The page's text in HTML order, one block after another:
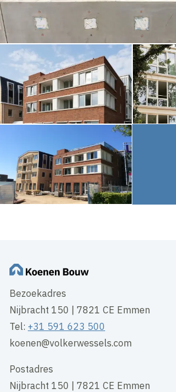
Bezoekadres
Nijbracht 150 | 7821 CE Emmen
Tel: +31 591 623 500
koenen@volkerwessels.com
Postadres
Nijbracht 150 | 7821 CE Emmen